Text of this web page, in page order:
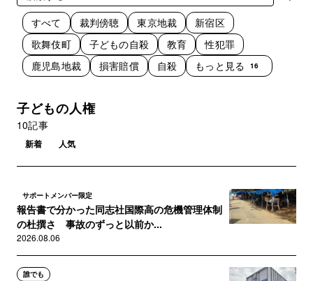
すべて 裁判傍聴 東京地裁
新宿区
歌舞伎町
子どもの自殺 教育
性犯罪
鹿児島地裁
損害賠償 自殺 もっと見る 16
子どもの人権
10記事
新着 人気
サポートメンバー限定
報告書で分かった同志社国際高の危機管理体制
の杜撰さ 事故のずっと以前か...
2026.08.06
誰でも